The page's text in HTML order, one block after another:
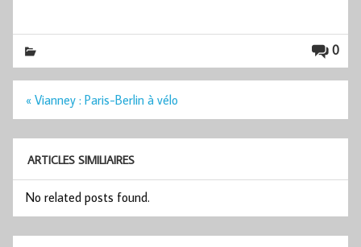
0
Navigation
« Vianney : Paris-Berlin à vélo
ARTICLES SIMILIAIRES
No related posts found.